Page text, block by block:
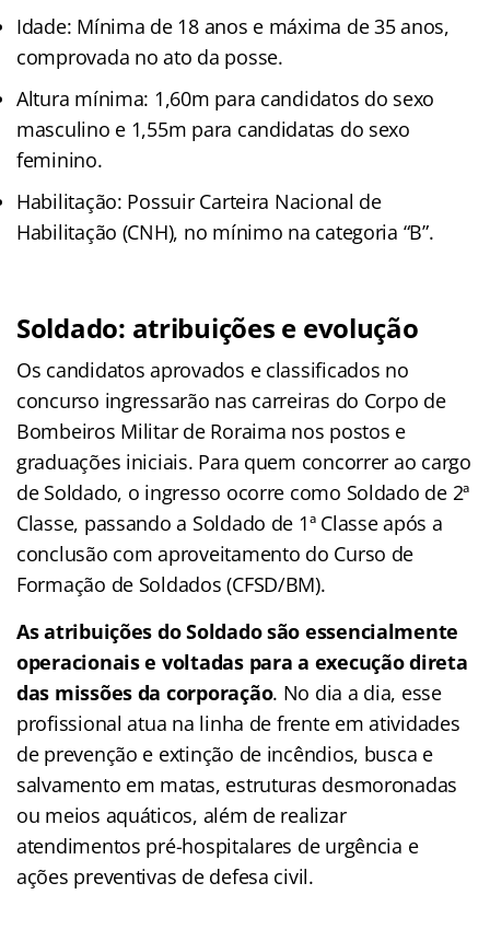
Idade: Mínima de 18 anos e máxima de 35 anos,
comprovada no ato da posse.
Altura mínima: 1,60m para candidatos do sexo
masculino e 1,55m para candidatas do sexo
feminino.
Habilitação: Possuir Carteira Nacional de
Habilitação (CNH), no mínimo na categoria “B”.
Soldado: atribuições e evolução
Os candidatos aprovados e classificados no
concurso ingressarão nas carreiras do Corpo de
Bombeiros Militar de Roraima nos postos e
graduações iniciais. Para quem concorrer ao cargo
de Soldado, o ingresso ocorre como Soldado de 2ª
Classe, passando a Soldado de 1ª Classe após a
conclusão com aproveitamento do Curso de
Formação de Soldados (CFSD/BM).
As atribuições do Soldado são essencialmente
operacionais e voltadas para a execução direta
das missões da corporação. No dia a dia, esse
profissional atua na linha de frente em atividades
de prevenção e extinção de incêndios, busca e
salvamento em matas, estruturas desmoronadas
ou meios aquáticos, além de realizar
atendimentos pré-hospitalares de urgência e
ações preventivas de defesa civil.